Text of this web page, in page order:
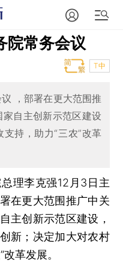
院常务会议
T中
，部署在更大范围推
自主创新示范区建设
支持，助力“三农”改革
理李克强12月3日主
在更大范围推广中关
主创新示范区建设，
新；决定加大对农村
革发展。